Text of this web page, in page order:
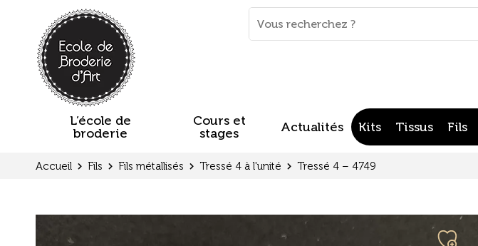
clés
L’école de
broderie
Cours et
stages
Actualités Kits Tissus Fils
Accueil Fils Fils métallisés Tressé 4 à l'unité Tressé 4 – 4749
Panneau de gestion des cookies